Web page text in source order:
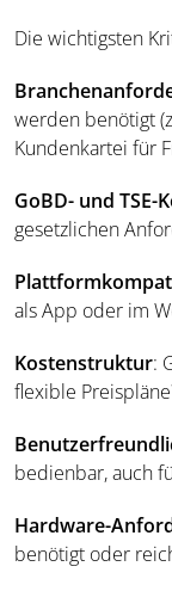
Die wichtigsten
werden benötigt
Kundenkartei für
GoBD- und
gesetzlichen
als App oder im
Kostenstruktur:
flexible
bedienbar, auch
Hardware-
benötigt oder